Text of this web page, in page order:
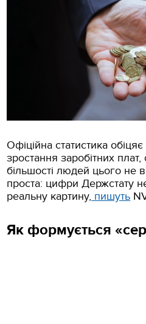
Офіційна статистика
зростання заробітних
більшості людей цього не
проста: цифри Держстату
реальну картину, пишуть
Як формується